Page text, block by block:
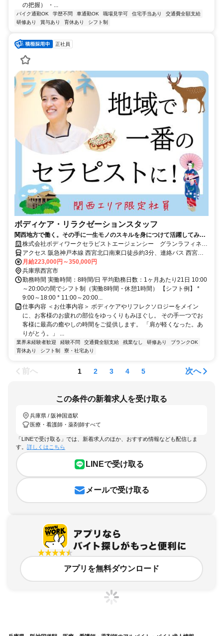
の把握） ・...
バイク通勤OK 学歴不問 車通勤OK 職場見学可 住宅手当あり
交通費全額支給
研修あり
賞与あり 育休あり シフト制
正社員
ボディケア・リラクゼーションスタッフ
関西地方で働く。その手に一生モノのスキルを身につけて活躍してみま
せんか。
株式会社ボディワークセラピストエージェンシー グランラフィネ
阪急西宮ガーデンズ店
アクセス 阪急神戸本線 西宮北口南東口徒歩約3分、連絡バス 西宮北
口南東口徒歩約3分、阪急今津線 西宮北口南東口徒歩約3分 最寄駅：
西宮北口駅
月給223,000円～350,000円
兵庫県西宮市
勤務時間 実働時間：8時間/日 平均勤務日数：1ヶ月あたり21日 10:00
～20:00の間でシフト制（実働8時間・休憩1時間） 【シフト例】 *
9:00～18:00 * 11:00～20:00...
仕事内容 ＜お仕事内容＞ ボディケアやリフレクソロジーをメイン
に、お客様のお疲れの部位をゆっくりもみほぐし。 その手一つでお
客様に最高の癒やしの時間をご提供します。 「肩が軽くなった。あ
りがとう。」 ...
業界未経験者歓迎 経験不問 交通費全額支給 残業なし 研修あり
ブランクOK
育休あり
シフト制 寮・社宅あり
前へ 1 2 3 4 5 次へ
この条件の新着求人を受け取る
兵庫県 / 阪神国道駅
医療・看護師・薬剤師すべて
「LINEで受け取る」では、新着求人のほか、おすすめ情報なども配信しま
す。 詳しくはこちら
LINEで受け取る
メールで受け取る
アプリを無料ダウンロード